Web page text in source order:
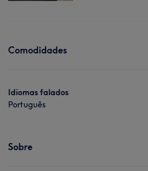
Comodidades
Idiomas falados
Português
Sobre